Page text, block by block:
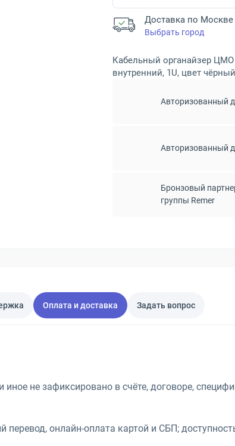
Доставка по Москве
Выбрать город
Кабельный органайзер
внутренний, 1U, цвет
Авторизованный
Авторизованный
Бронзовый
группы Remer
Оплата и доставка Задать вопрос
не зафиксировано в счёте, договоре,
онлайн-оплата картой и СБП;